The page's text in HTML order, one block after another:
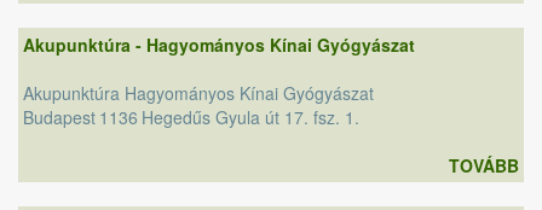
Akupunktúra - Hagyományos Kínai Gyógyászat
Akupunktúra Hagyományos Kínai Gyógyászat
Budapest 1136 Hegedűs Gyula út 17. fsz. 1.
TOVÁBB